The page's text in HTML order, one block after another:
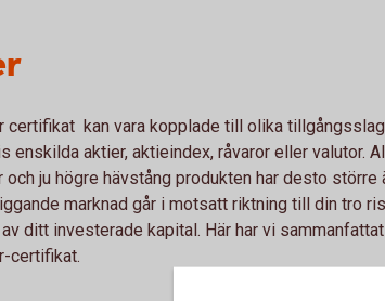
certifikat kan vara kopplade till olika
enskilda aktier, aktieindex, råvaror eller valutor.
och ju högre hävstång produkten har desto större
marknad går i motsatt riktning till din tro
ditt investerade kapital. Här har vi
certifikat.